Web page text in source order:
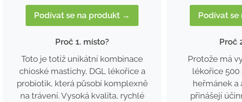
Podívat se na produkt →
Proč 1. místo?
Toto je totiž unikátní kombinace
chioské mastichy, DGL lékořice a
probiotik, která působí komplexně
na trávení. Vysoká kvalita, rychlé
Podívat
Proč
Protože má
lékořice
heřmánek a
přinášejí